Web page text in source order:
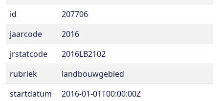
id
207706
jaarcode
2016
jrstatcode
2016LB2102
rubriek
landbouwgebied
startdatum
2016-01-01T00:00:00Z